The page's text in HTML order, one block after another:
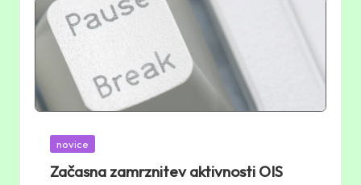
Posted
novice
Začasna zamrznitev aktivnosti OIS